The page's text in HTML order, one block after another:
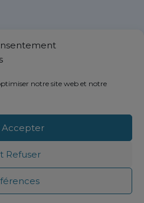
notre site web et notre
Accepter
Refuser
de sport
?